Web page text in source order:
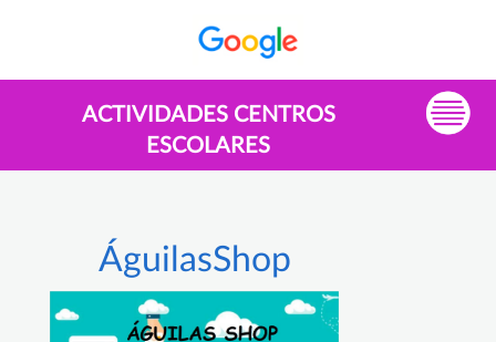
ACTIVIDADES CENTROS
ESCOLARES
ÁguilasShop